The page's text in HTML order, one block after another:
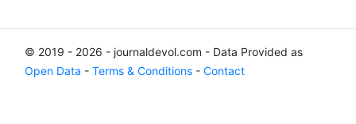
© 2019 - 2026 - journaldevol.com - Data Provided as
Open Data - Terms & Conditions - Contact